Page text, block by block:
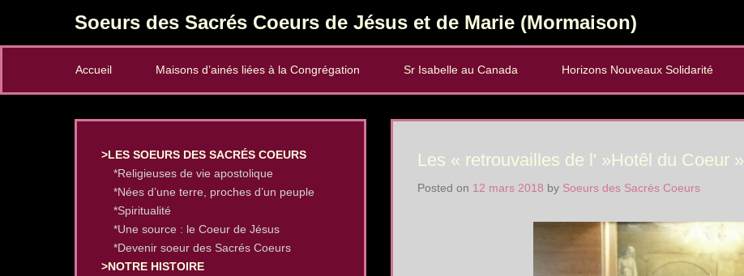
Soeurs des Sacrés Coeurs de Jésus et de Marie (Mormaison)
Accueil
Maisons d’ainés liées à la Congrégation Sr Isabelle au Canada Horizons Nouveaux Solidarité
Les « retrouvailles de l' »Hotêl du Coeur »
Posted on 12 mars 2018 by Soeurs des Sacrés Coeurs
>LES SOEURS DES SACRÉS COEURS
*Religieuses de vie apostolique
*Nées d’une terre, proches d’un peuple
*Spiritualité
*Une source : le Coeur de Jésus
*Devenir soeur des Sacrés Coeurs
>NOTRE HISTOIRE